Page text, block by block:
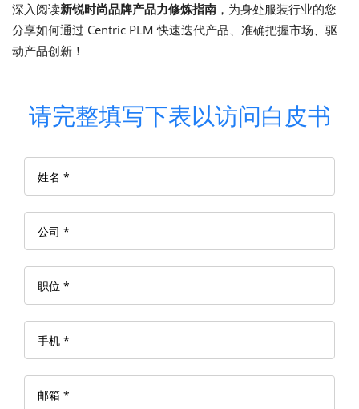
务模式的品牌商、零售商和制造商提供全方位的数字化转型服
务，助力消费品企业在市场竞争中领先一步。
深入阅读新锐时尚品牌产品力修炼指南 ，为身处服装行业的您
分享如何通过 Centric PLM 快速迭代产品、准确把握市场、驱
动产品创新！
请完整填写下表以访问白皮书